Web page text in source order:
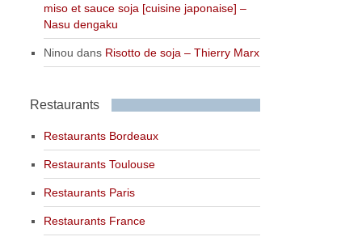
miso et sauce soja [cuisine japonaise] –
Nasu dengaku
Ninou dans Risotto de soja – Thierry Marx
Restaurants
Restaurants Bordeaux
Restaurants Toulouse
Restaurants Paris
Restaurants France